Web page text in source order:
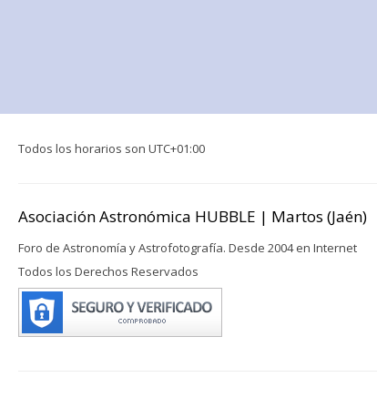
Todos los horarios son UTC+01:00
Asociación Astronómica HUBBLE | Martos (Jaén)
Foro de Astronomía y Astrofotografía. Desde 2004 en Internet
Todos los Derechos Reservados